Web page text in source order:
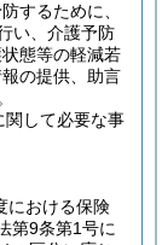
するために、
い、介護予防
態等の軽減若
の提供、助言
関して必要な事
における保険
第9条第1号に